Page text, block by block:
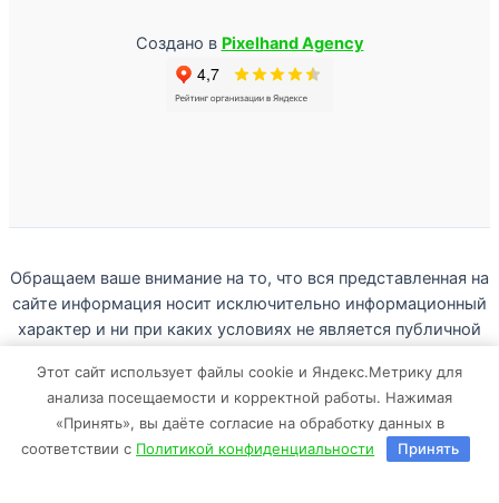
Создано в Pixelhand Agency
Обращаем ваше внимание на то, что вся представленная на
сайте информация носит исключительно информационный
характер и ни при каких условиях не является публичной
Гражданского кодекса Российской Федерации.
Любое копирование с сайта sunnysport.ru без письменного
разрешения владельца запрещено.
Этот сайт использует файлы cookie и Яндекс.Метрику для
анализа посещаемости и корректной работы. Нажимая
«Принять», вы даёте согласие на обработку данных в
соответствии с Политикой конфиденциальности Принять